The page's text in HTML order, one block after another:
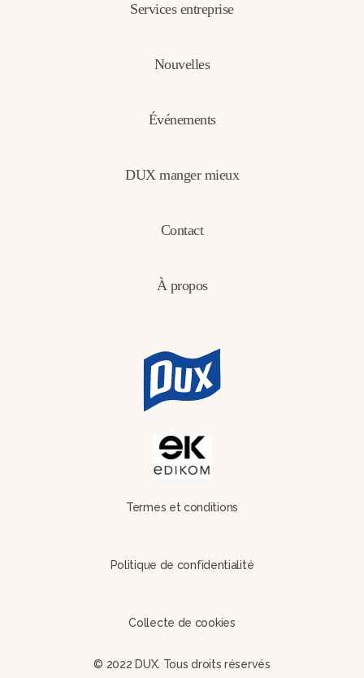
Services entreprise
Nouvelles
Événements
DUX manger mieux
Contact
À propos
Termes et conditions
Politique de confidentialité
Collecte de cookies
© 2022 DUX. Tous droits réservés